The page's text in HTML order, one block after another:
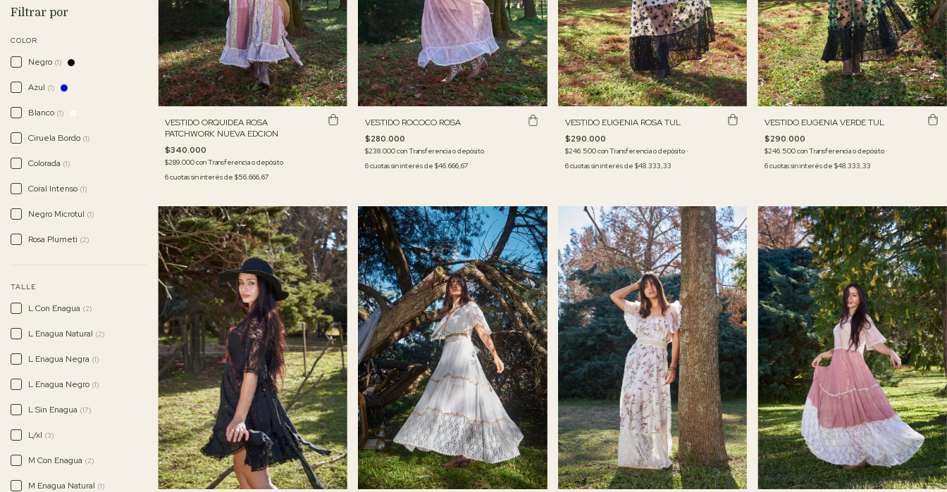
Filtrar por
COLOR
Negro (1)
Azul (1)
Blanco (1)
Ciruela Bordo (1)
Colorada (1)
Coral Intenso (1)
Negro Microtul (1)
Rosa Plumeti (2)
TALLE
L Con Enagua (2)
L Enagua Natural (2)
L Enagua Negra (1)
L Enagua Negro (1)
L Sin Enagua (17)
L/xl (3)
M Con Enagua (2)
M Enagua Natural (1)
VESTIDO ORQUIDEA ROSA
PATCHWORK NUEVA EDCION
$340.000
$289.000conTransferencia o depósito
6cuotas sin interés de $56.666,67
VESTIDO ROCOCO ROSA
$280.000
$238.000conTransferencia o depósito
6cuotas sin interés de $46.666,67
VESTIDO EUGENIA ROSA TUL
$290.000
$246.500conTransferencia o depósito
6cuotas sin interés de $48.333,33
VESTIDO EUGENIA VERDE TUL
$290.000
$246.500conTransferencia o depósito
6cuotas sin interés de$48.333,33